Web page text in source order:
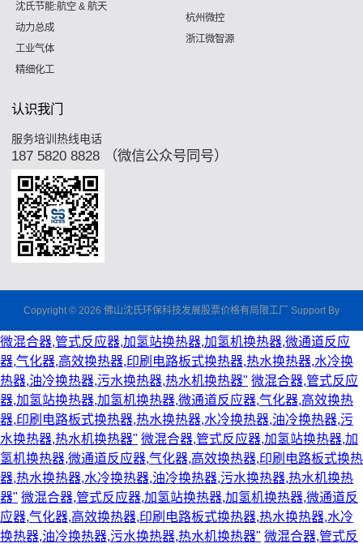
沈氏节能:航空 & 航天
动力总成
工业气体
精细化工
杭州微控
浙江微智源
认识我门
服务培训热线电话
187 5820 8828 （微信公众号同号）
Copyright © 2026 佛山沈氏环保科技发展股票价格有局限工厂 Support By
微混合器,管式反应器,加氢站换热器,加氢机换热器,微通道反应
器,气化器,高效换热器,印刷电路板式换热器,热水换热器,水冷换
热器,油冷换热器,污水换热器,热水机换热器" 微混合器,管式反应
器,加氢站换热器,加氢机换热器,微通道反应器,气化器,高效换热
器,印刷电路板式换热器,热水换热器,水冷换热器,油冷换热器,污
水换热器,热水机换热器" 微混合器,管式反应器,加氢站换热器,加
氢机换热器,微通道反应器,气化器,高效换热器,印刷电路板式换热
器,热水换热器,水冷换热器,油冷换热器,污水换热器,热水机换热
器" 微混合器,管式反应器,加氢站换热器,加氢机换热器,微通道反
应器,气化器,高效换热器,印刷电路板式换热器,热水换热器,水冷
换热器,油冷换热器,污水换热器,热水机换热器" 微混合器,管式反